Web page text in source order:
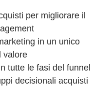
per migliorare il
in un unico
valore
tutte le fasi del funnel
decisionali acquisti